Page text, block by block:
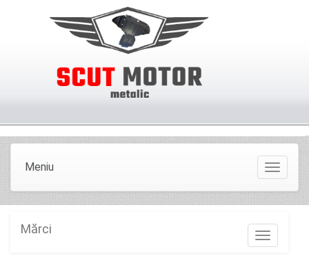
Meniu Meniu
Marci
Mărci